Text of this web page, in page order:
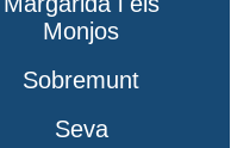
Monjos
Sobremunt
Seva